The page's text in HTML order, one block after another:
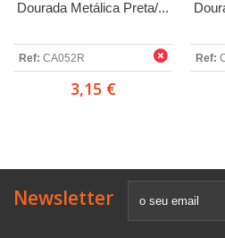
Dourada Metálica Preta/...
Ref: CA052R
3,15 €
Ref:
Newsletter